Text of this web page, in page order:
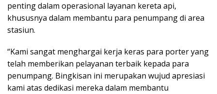
penting dalam operasional layanan kereta api,
khususnya dalam membantu para penumpang di area
stasiun.
“Kami sangat menghargai kerja keras para porter yang
telah memberikan pelayanan terbaik kepada para
penumpang. Bingkisan ini merupakan wujud apresiasi
kami atas dedikasi mereka dalam membantu